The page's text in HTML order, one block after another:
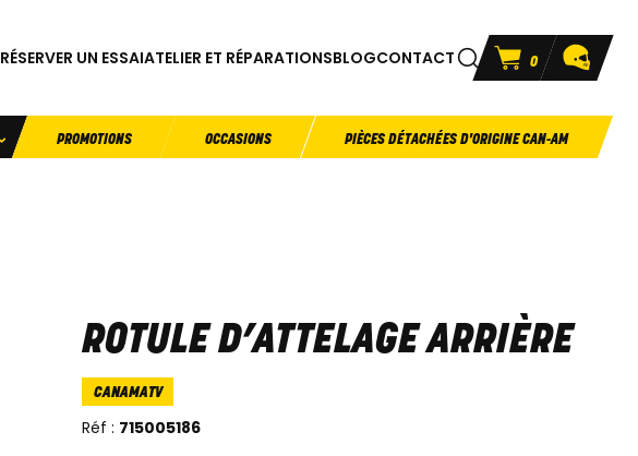
RÉSERVER UN ESSAIATELIER ET RÉPARATIONSBLOGCONTACT 0
PROMOTIONS OCCASIONS PIÈCES DÉTACHÉES D'ORIGINE CAN-AM
ROTULE D’ATTELAGE ARRIÈRE
CANAMATV
Réf : 715005186